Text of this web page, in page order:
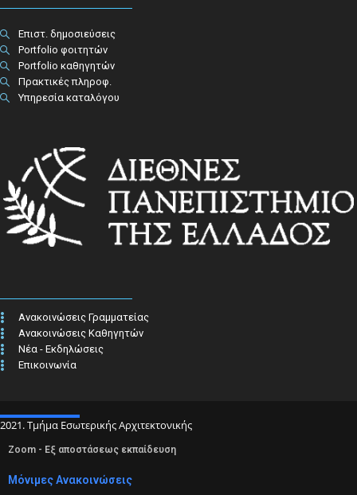
Επιστ. δημοσιεύσεις
Portfolio φοιτητών
Portfolio καθηγητών
Πρακτικές πληροφ.​
Υπηρεσία καταλόγου
Ανακοινώσεις Γραμματείας
Ανακοινώσεις Καθηγητών
Νέα - Εκδηλώσεις
Επικοινωνία
2021. Τμήμα Εσωτερικής Αρχιτεκτονικής
Zoom - Εξ αποστάσεως εκπαίδευση
Μόνιμες Ανακοινώσεις